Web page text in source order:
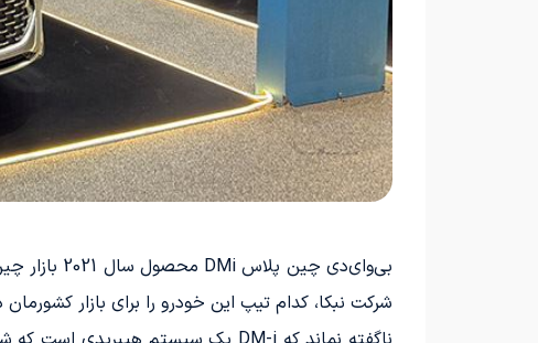
شرکت نبکا، کدام تیپ این خودرو را برای بازار کشورمان درنظر گرفته